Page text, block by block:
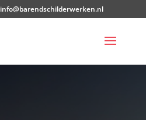
info@barendschilderwerken.nl